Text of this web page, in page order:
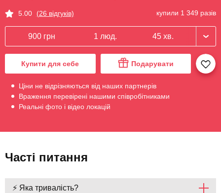
5.00 (26 відгуків) купили 1 349 разів
900 грн 1 люд. 45 хв.
Купити для себе Подарувати
Ціни не відрізняються від наших партнерів
Враження перевірені нашими співробітниками
Реальні фото і відео локацій
Часті питання
⚡ Яка тривалість?